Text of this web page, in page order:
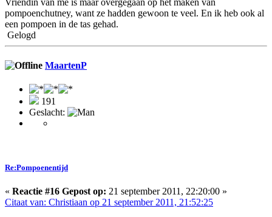
Vriendin van me is maar overgegaan op het maken van
pompoenchutney, want ze hadden gewoon te veel. En ik heb ook al
een pompoen in de tas gehad.
Gelogd
MaartenP
191
Geslacht:
Re:Pompoenentijd
« Reactie #16 Gepost op: 21 september 2011, 22:20:00 »
Citaat van: Christiaan op 21 september 2011, 21:52:25